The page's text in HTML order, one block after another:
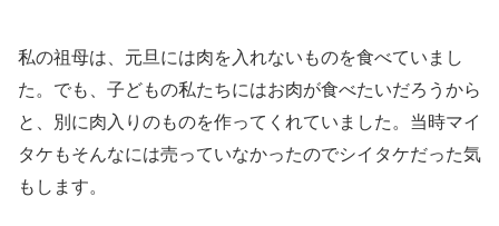
私の祖母は、元旦には肉を入れないものを食べていまし
た。でも、子どもの私たちにはお肉が食べたいだろうから
と、別に肉入りのものを作ってくれていました。当時マイ
タケもそんなには売っていなかったのでシイタケだった気
もします。